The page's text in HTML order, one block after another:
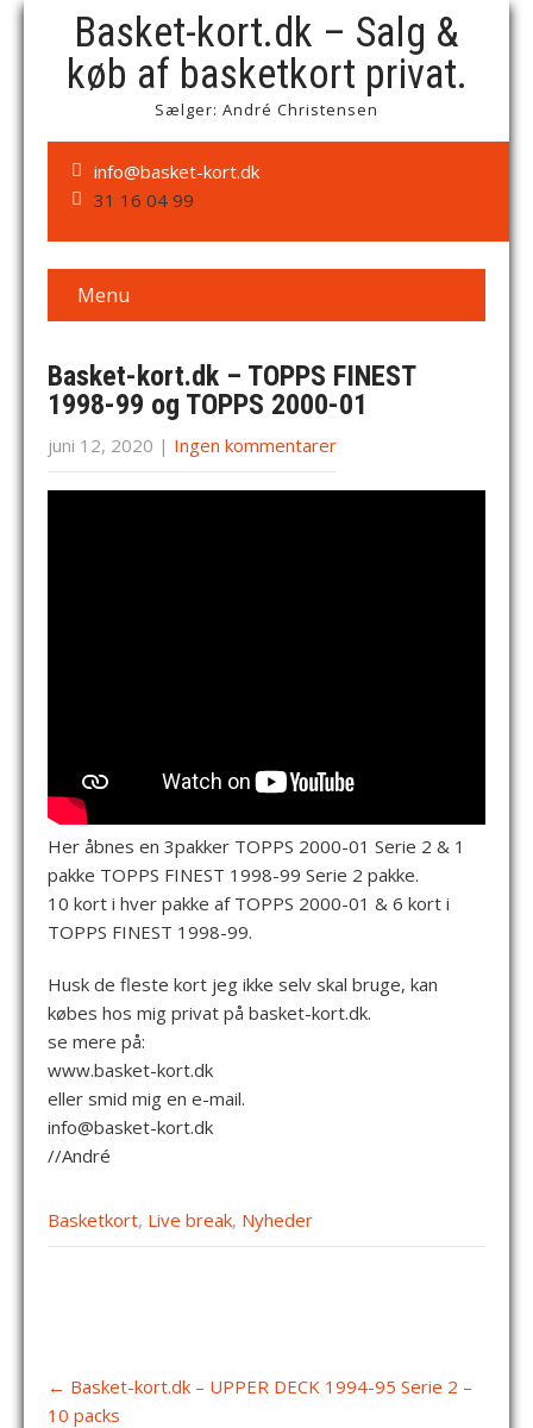
Basket-kort.dk – Salg &
køb af basketkort privat.
Sælger: André Christensen
info@basket-kort.dk
31 16 04 99
Menu
Basket-kort.dk – TOPPS FINEST
1998-99 og TOPPS 2000-01
juni 12, 2020 | Ingen kommentarer
Her åbnes en 3pakker TOPPS 2000-01 Serie 2 & 1
pakke TOPPS FINEST 1998-99 Serie 2 pakke.
10 kort i hver pakke af TOPPS 2000-01 & 6 kort i
TOPPS FINEST 1998-99.
Husk de fleste kort jeg ikke selv skal bruge, kan
købes hos mig privat på basket-kort.dk.
se mere på:
www.basket-kort.dk
eller smid mig en e-mail.
info@basket-kort.dk
//André
Basketkort, Live break, Nyheder
navigation
← Basket-kort.dk – UPPER DECK 1994-95 Serie 2 –
10 packs